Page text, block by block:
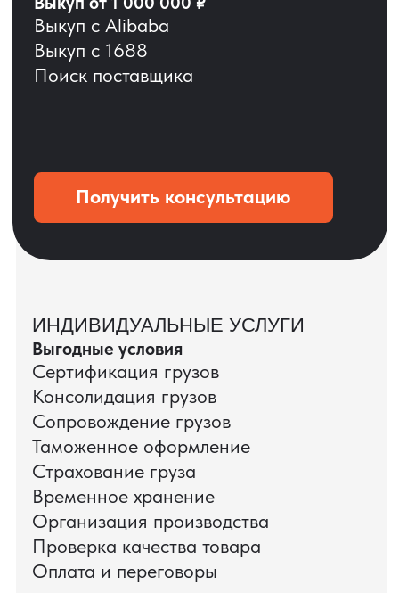
ОСТАВЬТЕ ЗАЯВКУ
Мы вернёмся с расчётом и фото после
технической проверки
Оставить заявку
КЕЙС ПАО «РОСТЕЛЕКОМ»
ПАО «Ростелеком» доверяет нам полный
цикл международных поставок — от
поиска и проверки поставщиков до
доставки оборудования.
Мы обеспечили полный цикл работ:
проверку продукции, логистику,
таможенное оформление и контроль
сроков. В результате все товары были
доставлены точно в срок и без
дополнительных рисков.
PRO TORG — проверенный партнёр по
международной логистике для ведущих
федеральных компаний.